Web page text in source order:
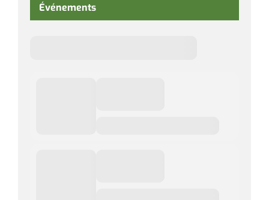
Événements